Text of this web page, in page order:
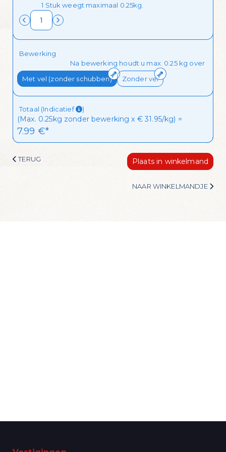
1 Stuk weegt maximaal 0.25kg.
Bewerking
Na bewerking houdt u max. 0.25 kg over
Met vel (zonder schubben)
Zonder vel
Totaal (Indicatief )
(Max. 0.25kg zonder bewerking x € 31.95/kg) =
7.99 €*
Plaats in winkelmand
TERUG
NAAR WINKELMANDJE
aanbiedingen van de dag in je mailbox